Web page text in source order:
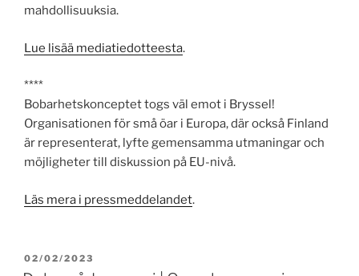
mahdollisuuksia.
Lue lisää mediatiedotteesta.
****
Bobarhetskonceptet togs väl emot i Bryssel!
Organisationen för små öar i Europa, där också Finland
är representerat, lyfte gemensamma utmaningar och
möjligheter till diskussion på EU-nivå.
Läs mera i pressmeddelandet.
PUBLICERAT
02/02/2023